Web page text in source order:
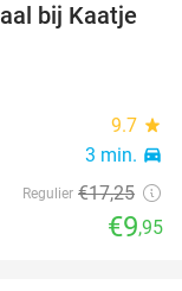
42%
bij Kaatje
9.7 star
3 min. directions_car
Regulier €17,25
€9,95